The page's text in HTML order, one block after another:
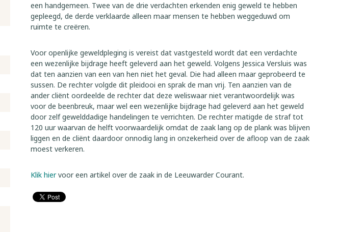
een handgemeen. Twee van de drie verdachten erkenden enig geweld te hebben
gepleegd, de derde verklaarde alleen maar mensen te hebben weggeduwd om
ruimte te creëren.
Voor openlijke geweldpleging is vereist dat vastgesteld wordt dat een verdachte
een wezenlijke bijdrage heeft geleverd aan het geweld. Volgens Jessica Versluis was
dat ten aanzien van een van hen niet het geval. Die had alleen maar geprobeerd te
sussen. De rechter volgde dit pleidooi en sprak de man vrij. Ten aanzien van de
ander cliënt oordeelde de rechter dat deze weliswaar niet verantwoordelijk was
voor de beenbreuk, maar wel een wezenlijke bijdrage had geleverd aan het geweld
door zelf gewelddadige handelingen te verrichten. De rechter matigde de straf tot
120 uur waarvan de helft voorwaardelijk omdat de zaak lang op de plank was blijven
liggen en de cliënt daardoor onnodig lang in onzekerheid over de afloop van de zaak
moest verkeren.
Klik hiervoor een artikel over de zaak in de Leeuwarder Courant.